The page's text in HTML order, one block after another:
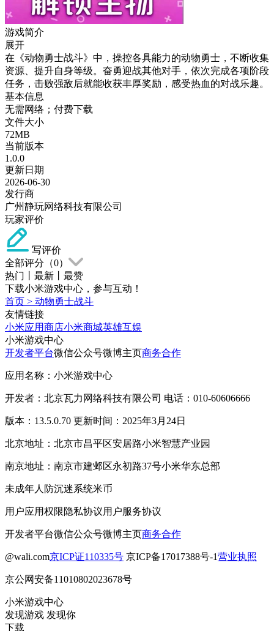
游戏简介
展开
在《动物勇士战斗》中，操控各具能力的动物勇士，不断收集
资源、提升自身等级。奋勇迎战其他对手，依次完成各项阶段
任务，击败强敌后就能收获丰厚奖励，感受热血的对战乐趣。
基本信息
无需网络；付费下载
文件大小
72MB
当前版本
1.0.0
更新日期
2026-06-30
发行商
广州静玩网络科技有限公司
玩家评价
写评价
全部评分（0）
热门
最新
最赞
下载小米游戏中心，参与互动！
首页 > 动物勇士战斗
友情链接
小米应用商店小米商城英雄互娱
小米游戏中心
开发者平台微信公众号微博主页商务合作
应用名称：小米游戏中心
开发者：北京瓦力网络科技有限公司 电话：010-60606666
版本：13.5.0.70 更新时间：2025年3月24日
北京地址：北京市昌平区安居路小米智慧产业园
南京地址：南京市建邺区永初路37号小米华东总部
未成年人防沉迷系统米币
用户应用权限隐私协议用户服务协议
开发者平台微信公众号微博主页商务合作
@wali.com京ICP证110335号 京ICP备17017388号-1营业执照
京公网安备11010802023678号
小米游戏中心
发现游戏 发现你
下载